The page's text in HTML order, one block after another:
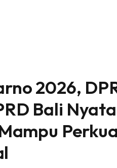
2026,
Bali